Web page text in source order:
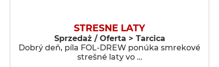
STRESNE LATY
Sprzedaż / Oferta > Tarcica
Dobrý deň, píla FOL-DREW ponúka smrekové
strešné laty vo …